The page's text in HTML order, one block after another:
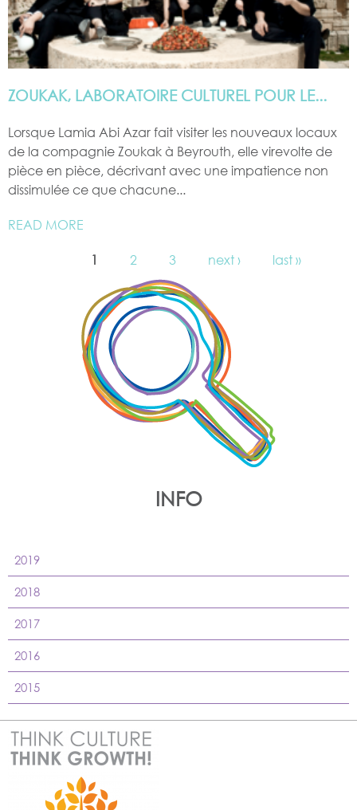
ZOUKAK, LABORATOIRE CULTUREL POUR LE...
Lorsque Lamia Abi Azar fait visiter les nouveaux locaux
de la compagnie Zoukak à Beyrouth, elle virevolte de
pièce en pièce, décrivant avec une impatience non
dissimulée ce que chacune...
READ MORE
1 2 3 next › last »
INFO
2019
2018
2017
2016
2015